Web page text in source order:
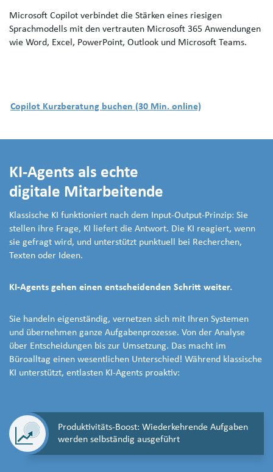
Microsoft Copilot verbindet die Stärken eines riesigen
Sprachmodells mit den vertrauten Microsoft 365 Anwendungen
wie Word, Excel, PowerPoint, Outlook und Microsoft Teams.
Copilot Kurzberatung buchen (30 Min. online)
KI-Agents als echte
digitale Mitarbeitende
Klassische KI funktioniert nach dem Input-Output-Prinzip: Sie
stellen ihre Frage, KI liefert die Antwort. Die KI reagiert, wenn
sie gefragt wird, und unterstützt punktuell bei Recherchen,
Texten oder Ideen.
KI-Agents gehen einen entscheidenden Schritt weiter.
Sie handeln eigenständig, vernetzen sich mit Ihren Systemen
und übernehmen ganze Aufgabenprozesse. Von der Analyse
über Entscheidungen bis zur Umsetzung. Das macht im
Büroalltag einen wesentlichen Unterschied! Während klassische
KI unterstützt, entlasten KI-Agents proaktiv:
Produktivitäts-Boost: Wiederkehrende Aufgaben
werden selbständig ausgeführt